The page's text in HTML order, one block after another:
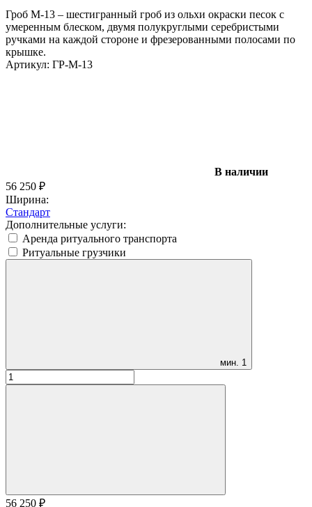
Гроб М-13 – шестигранный гроб из ольхи окраски песок с
умеренным блеском, двумя полукруглыми серебристыми
ручками на каждой стороне и фрезерованными полосами по
крышке.
Артикул: ГР-М-13
В наличии
56 250 ₽
Ширина:
Стандарт
Дополнительные услуги:
Аренда ритуального транспорта
Ритуальные грузчики
мин. 1
56 250 ₽